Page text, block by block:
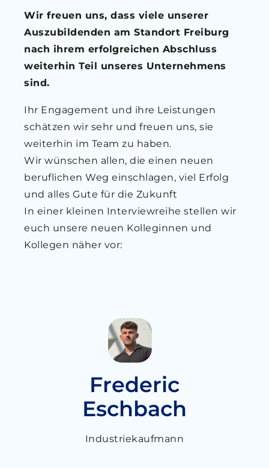
Wir freuen uns, dass viele unserer
Auszubildenden am Standort Freiburg
nach ihrem erfolgreichen Abschluss
weiterhin Teil unseres Unternehmens
sind.
Ihr Engagement und ihre Leistungen
schätzen wir sehr und freuen uns, sie
weiterhin im Team zu haben.
Wir wünschen allen, die einen neuen
beruflichen Weg einschlagen, viel Erfolg
und alles Gute für die Zukunft
In einer kleinen Interviewreihe stellen wir
euch unsere neuen Kolleginnen und
Kollegen näher vor:
Frederic
Eschbach
Industriekaufmann